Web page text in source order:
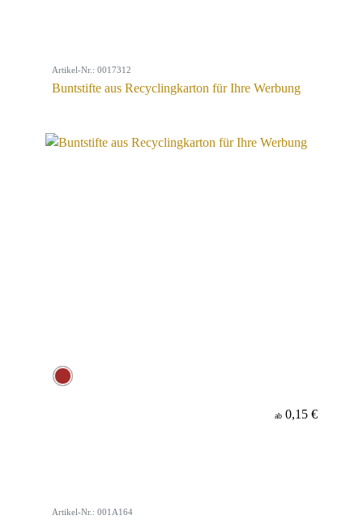
Artikel-Nr.: 0017312
Buntstifte aus Recyclingkarton für Ihre Werbung
ab 0,15 €
Artikel-Nr.: 001A164